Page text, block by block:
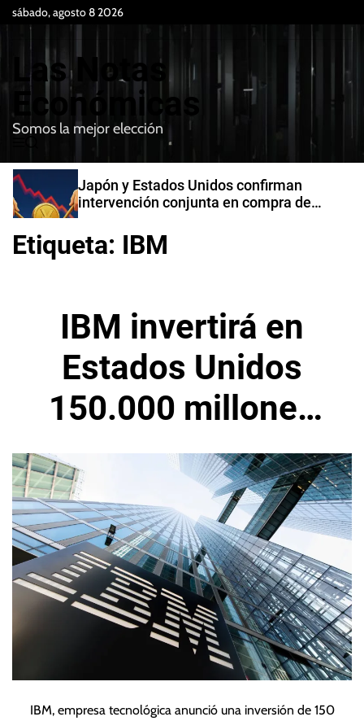
sábado, agosto 8 2026
Las Notas
Económicas
Somos la mejor elección
e
n
u
B
u
c
a
Japón y Estados Unidos confirman
intervención conjunta en compra de
yenes
Etiqueta: IBM
IBM invertirá en
Estados Unidos
150.000 millones
de dólares
IBM, empresa tecnológica anunció una inversión de 150